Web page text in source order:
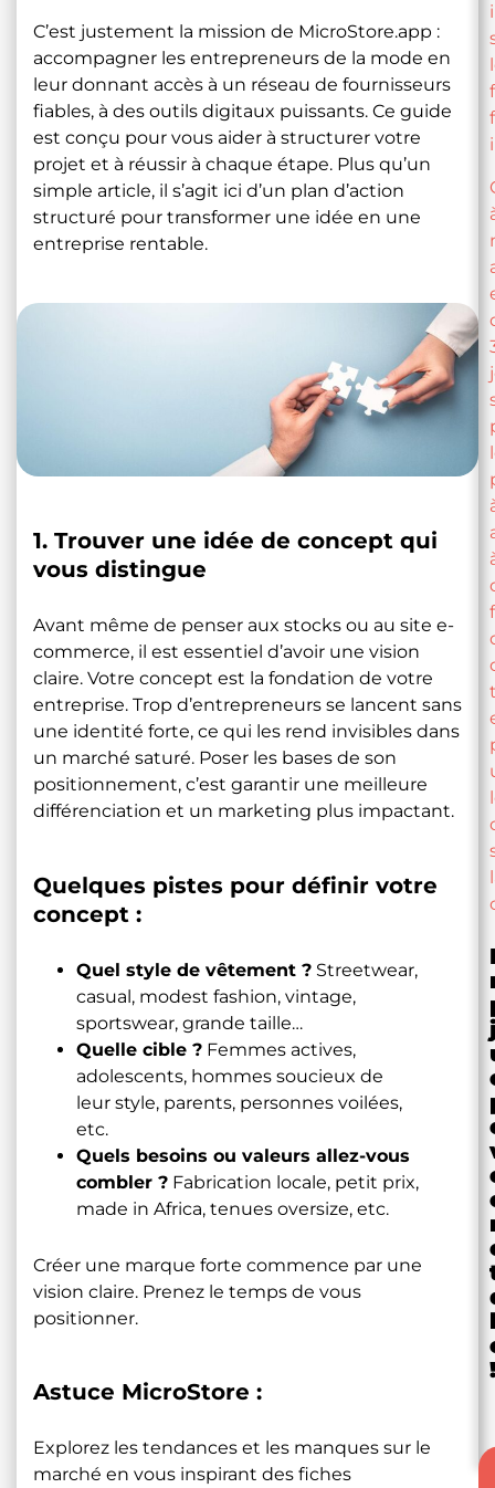
C’est justement la mission de MicroStore.app :
accompagner les entrepreneurs de la mode en
leur donnant accès à un réseau de fournisseurs
fiables, à des outils digitaux puissants. Ce guide
est conçu pour vous aider à structurer votre
projet et à réussir à chaque étape. Plus qu’un
simple article, il s’agit ici d’un plan d’action
structuré pour transformer une idée en une
entreprise rentable.
1. Trouver une idée de concept qui
vous distingue
Avant même de penser aux stocks ou au site e-
commerce, il est essentiel d’avoir une vision
claire. Votre concept est la fondation de votre
entreprise. Trop d’entrepreneurs se lancent sans
une identité forte, ce qui les rend invisibles dans
un marché saturé. Poser les bases de son
positionnement, c’est garantir une meilleure
différenciation et un marketing plus impactant.
Quelques pistes pour définir votre
concept :
Quel style de vêtement ? Streetwear,
casual, modest fashion, vintage,
sportswear, grande taille…
Quelle cible ? Femmes actives,
adolescents, hommes soucieux de
leur style, parents, personnes voilées,
etc.
Quels besoins ou valeurs allez-vous
combler ? Fabrication locale, petit prix,
made in Africa, tenues oversize, etc.
Créer une marque forte commence par une
vision claire. Prenez le temps de vous
positionner.
Astuce MicroStore :
Explorez les tendances et les manques sur le
marché en vous inspirant des fiches
!